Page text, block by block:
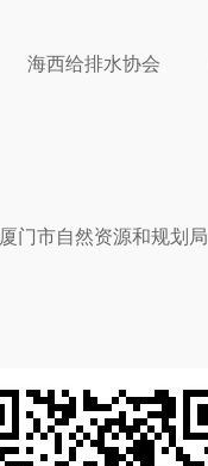
海西给排水协会
厦门市自然资源和规划局